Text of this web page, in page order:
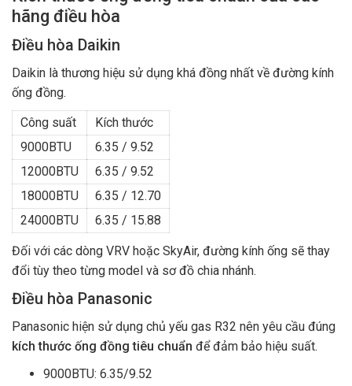
hãng điều hòa
Điều hòa Daikin
Daikin là thương hiệu sử dụng khá đồng nhất về đường kính
ống đồng.
Công suất
Kích thước
9000BTU
6.35 / 9.52
12000BTU
6.35 / 9.52
18000BTU
6.35 / 12.70
24000BTU
6.35 / 15.88
Đối với các dòng VRV hoặc SkyAir, đường kính ống sẽ thay
đổi tùy theo từng model và sơ đồ chia nhánh.
Điều hòa Panasonic
Panasonic hiện sử dụng chủ yếu gas R32 nên yêu cầu đúng
kích thước ống đồng tiêu chuẩn để đảm bảo hiệu suất.
9000BTU: 6.35/9.52